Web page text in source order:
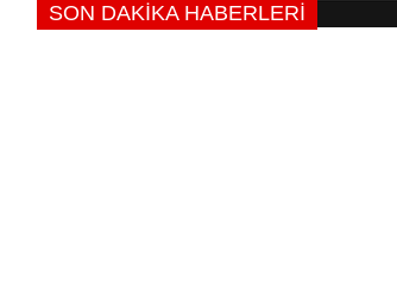
SON DAKİKA HABERLERİ